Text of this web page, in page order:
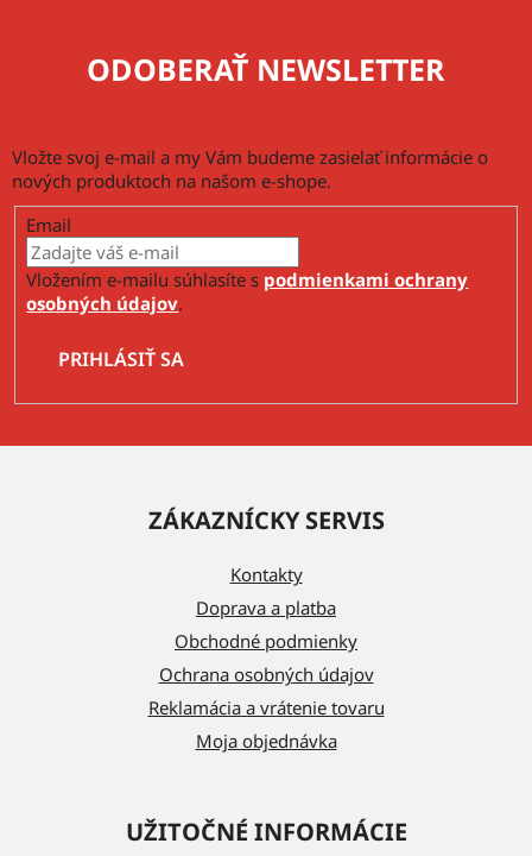
ODOBERAŤ NEWSLETTER
Vložte svoj e-mail a my Vám budeme zasielať informácie o
nových produktoch na našom e-shope.
Email
Vložením e-mailu súhlasíte s podmienkami ochrany
osobných údajov.
PRIHLÁSIŤ SA
ZÁKAZNÍCKY SERVIS
Kontakty
Doprava a platba
Obchodné podmienky
Ochrana osobných údajov
Reklamácia a vrátenie tovaru
Moja objednávka
UŽITOČNÉ INFORMÁCIE